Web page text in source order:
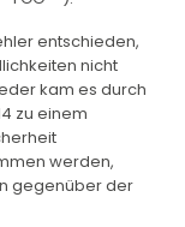
entschieden,
nicht
kam es durch
zu einem
werden,
gegenüber der